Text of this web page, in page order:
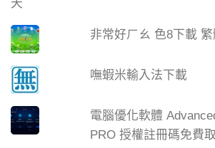
非常好ㄏㄠ 色8下載
嘸蝦米輸入法下載
電腦優化軟體
PRO 授權註冊碼免費